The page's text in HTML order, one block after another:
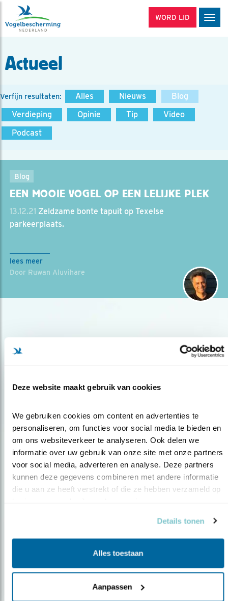
Deze website maakt gebruik van cookies
We gebruiken cookies om content en advertenties te
personaliseren, om functies voor social media te bieden en
om ons websiteverkeer te analyseren. Ook delen we
informatie over uw gebruik van onze site met onze partners
voor social media, adverteren en analyse. Deze partners
kunnen deze gegevens combineren met andere informatie
die u aan ze heeft verstrekt of die ze hebben verzameld op
Details tonen
Alles toestaan
Aanpassen
WORD LID
Actueel
Verfijn resultaten: Alles Nieuws
Blog
Verdieping
Opinie Tip
Video
Podcast
Blog
EEN MOOIE VOGEL OP EEN LELIJKE PLEK
13.12.21 Zeldzame bonte tapuit op Texelse
parkeerplaats.
lees meer
Door Ruwan Aluvihare
Meld je aan en ontvang nieuws, inspiratie, acties en tips
over vogels en activiteiten van Vogelbescherming.
AANMELDEN VOGELNIEUWS
Volg ons via social media